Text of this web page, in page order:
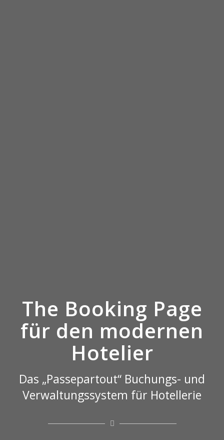
The Booking Page
für den modernen
Hotelier
Das „Passepartout“ Buchungs- und
Verwaltungssystem für Hotellerie